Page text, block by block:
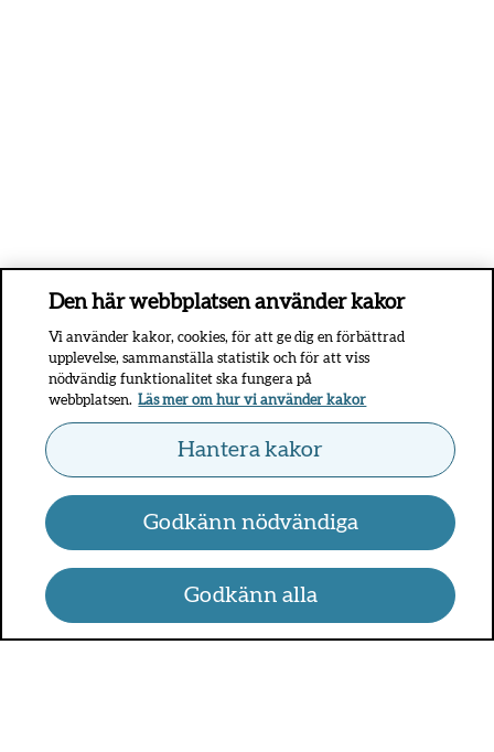
Den här webbplatsen använder kakor
Vi använder kakor, cookies, för att ge dig en förbättrad
upplevelse, sammanställa statistik och för att viss
nödvändig funktionalitet ska fungera på
webbplatsen. Läs mer om hur vi använder kakor
Hantera kakor
Godkänn nödvändiga
Godkänn alla